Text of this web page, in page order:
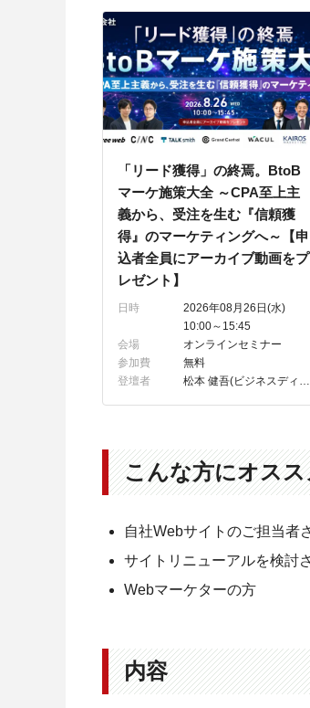
「リード獲得」の終焉。BtoB
マーケ施策大全 ～CPA至上主
義から、受注を生む『信頼獲
得』のマーケティングへ～【申
込者全員にアーカイブ動画をプ
レゼント】
日時
2026年08月26日(水)
10:00～15:45
会場
オンラインセミナー
参加費
無料
登壇者
松本 健吾(ビジネスディベロップメント部 プロダクトマーケティングマネージャー)
こんな方にオス
自社Webサイトのご担当者
サイトリニューアルを検討
Webマーケターの方
内容